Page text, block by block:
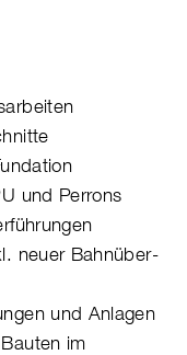
und Perrons
neuer Bahnüber-
und Anlagen
im